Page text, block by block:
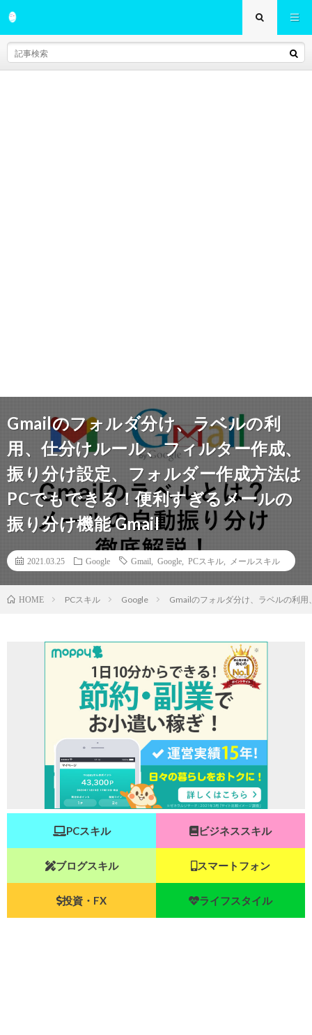
Gmailのフォルダ分け、ラベルの利
用、仕分けルール、フィルター作成、
振り分け設定、フォルダー作成方法は
PCでもできる！便利すぎるメールの
振り分け機能 Gmail
2021.03.25 Google Gmail Google PCスキル メールスキル
HOME PCスキル Google Gmailのフォルダ分け、ラベルの利
PCスキル ビジネススキル
ブログスキル スマートフォン
投資・FX ライフスタイル